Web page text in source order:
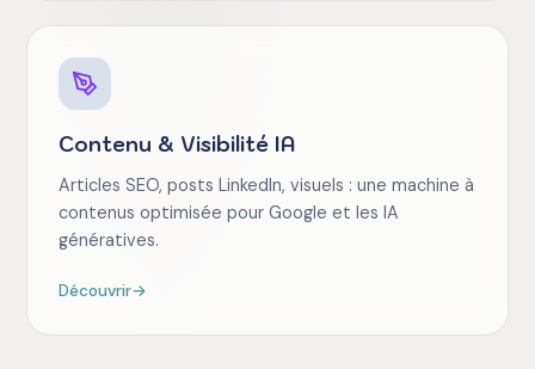
Contenu & Visibilité IA
Articles SEO, posts LinkedIn, visuels : une machine à
contenus optimisée pour Google et les IA
génératives.
Découvrir→